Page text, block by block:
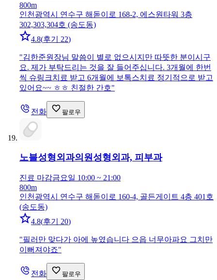
800m
인천광역시 연수구 해돋이로 168-2, 에스원타워 3층
302,303,304호 (송도동)
4.8(후기 22)
"김한준원장님 말씀이 별로 없으시지만 따뜻한 분이시구
요. 제가 부탁드리는 것을 잘 들어주십니다. 3개월에 한번
씩 슈링크치료 받고 6개월에 보톡스치료 정기적으로 받고
있어요~~ ㅎㅎ 친절한 간호"
전화 팔로우
노블성형외과의원성형외과, 피부과
진료 마감금요일 10:00 ~ 21:00
800m
인천광역시 연수구 해돋이로 160-4, 골든게이트 4층 401호
(송도동)
4.8(후기 20)
"필러만 맞다가 아에 높였습니다 으읍 너무아파요 그치만
이뻐져야죠"
전화 팔로우